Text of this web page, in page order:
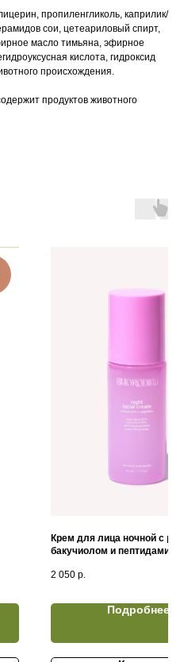
пропиленгликоль, каприлик/
сои, цетеариловый спирт,
масло тимьяна, эфирное
кислота, гидроксид
происхождения.
продуктов животного
Крем для лица ночной с
бакучиолом и пептидами
2 050 р.
Подробнее